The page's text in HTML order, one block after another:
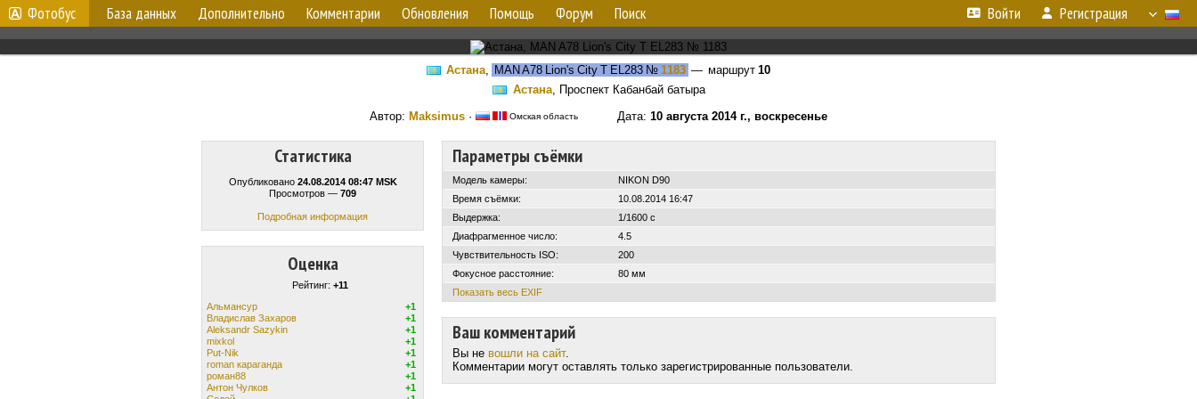
Фотобус База данных Дополнительно Комментарии Обновления Помощь Форум Поиск Войти Регистрация
Астана, MAN A78 Lion's City T EL283 № 1183 — маршрут 10
Астана, Проспект Кабанбай батыра
Автор: Maksimus · Омская область Дата: 10 августа 2014 г., воскресенье
Статистика
Опубликовано 24.08.2014 08:47 MSK
Просмотров — 709
Подробная информация
Оценка
Рейтинг: +11
Альмансур
+1
Владислав Захаров
+1
Aleksandr Sazykin
+1
mixkol
+1
Put-Nik
+1
roman караганда
+1
роман88
+1
Антон Чулков
+1
Параметры съёмки
Модель камеры:
NIKON D90
Время съёмки:
10.08.2014 16:47
Выдержка:
1/1600 с
Диафрагменное число:
4.5
Чувствительность ISO:
200
Фокусное расстояние:
80 мм
Показать весь EXIF
Ваш комментарий
Вы не вошли на сайт.
Комментарии могут оставлять только зарегистрированные пользователи.